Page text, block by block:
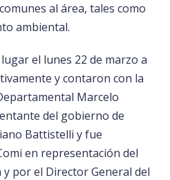
al área, tales como
ambiental.
el lunes 22 de marzo a
y contaron con la
Marcelo
del gobierno de
Battistelli y fue
en representación del
por el Director General del